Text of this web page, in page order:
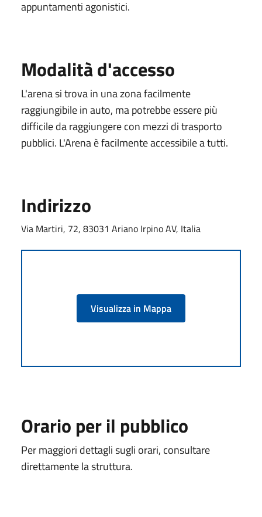
appuntamenti agonistici.
Modalità d'accesso
L'arena si trova in una zona facilmente
raggiungibile in auto, ma potrebbe essere più
difficile da raggiungere con mezzi di trasporto
pubblici. L'Arena è facilmente accessibile a tutti.
Indirizzo
Via Martiri, 72, 83031 Ariano Irpino AV, Italia
Visualizza in Mappa
Orario per il pubblico
Per maggiori dettagli sugli orari, consultare
direttamente la struttura.